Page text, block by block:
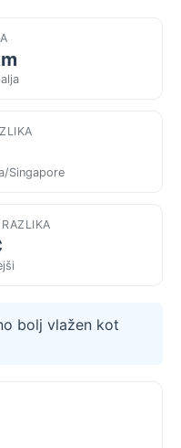
Singapore
bolj vlažen kot